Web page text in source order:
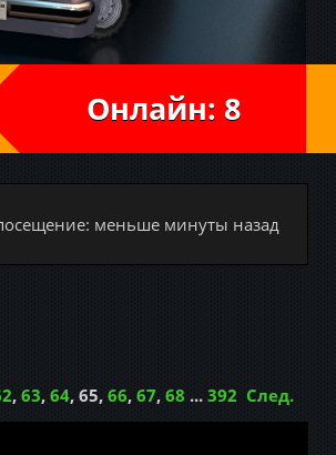
Онлайн: 8
меньше минуты назад
, 63, 64, 65, 66, 67, 68 ... 392 След.